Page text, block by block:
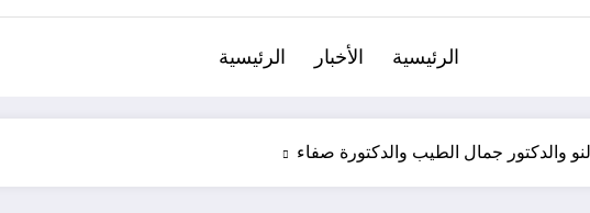
الرئيسية الأخبار الرئيسية
والدكتور جمال الطيب والدكتورة صفاء